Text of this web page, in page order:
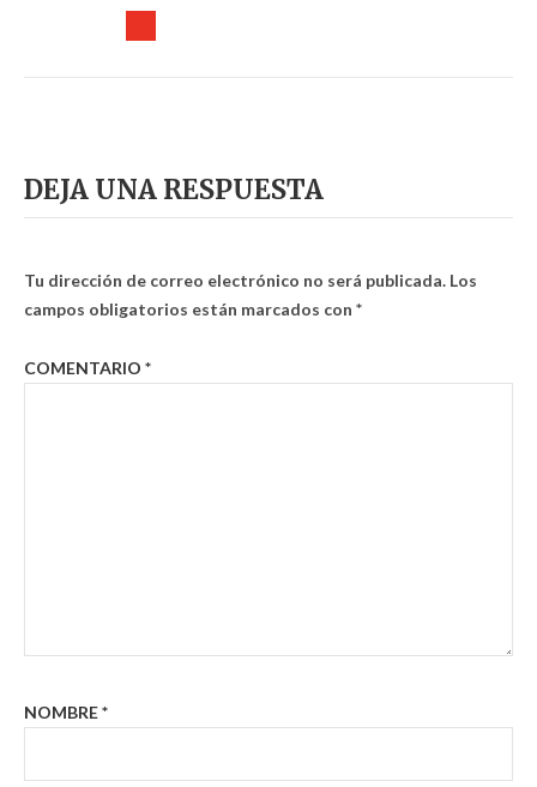
DEJA UNA RESPUESTA
Tu dirección de correo electrónico no será publicada. Los
campos obligatorios están marcados con *
COMENTARIO *
NOMBRE*